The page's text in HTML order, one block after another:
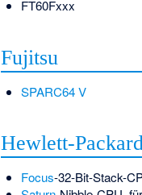
FT60Fxxx
Fujitsu
SPARC64 V
Hewlett-
Focus-32-Bit-Stack-